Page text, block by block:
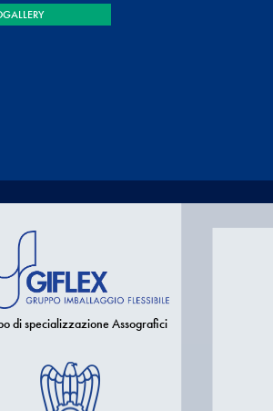
di specializzazione Assografici